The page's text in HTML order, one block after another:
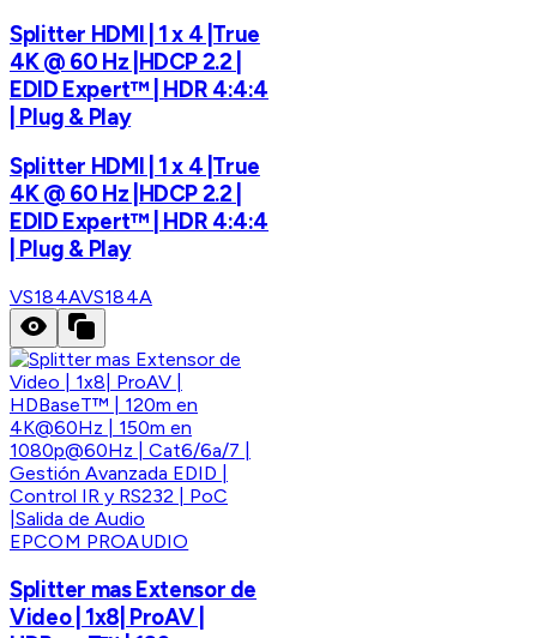
Splitter HDMI | 1 x 4 |True
4K @ 60 Hz |HDCP 2.2 |
EDID Expert™ | HDR 4:4:4
| Plug & Play
Splitter HDMI | 1 x 4 |True
4K @ 60 Hz |HDCP 2.2 |
EDID Expert™ | HDR 4:4:4
| Plug & Play
VS184AVS184A
EPCOM PROAUDIO
Splitter mas Extensor de
Video | 1x8| ProAV |